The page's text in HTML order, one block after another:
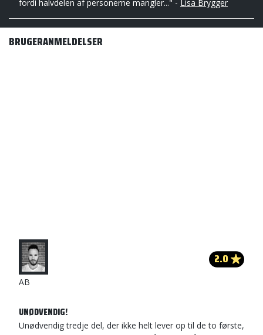
fordi halvdelen af personerne mangler..." - Lisa Brygger
BRUGERANMELDELSER
AB
2.0
UNØDVENDIG!
Unødvendig tredje del, der ikke helt lever op til de to første,